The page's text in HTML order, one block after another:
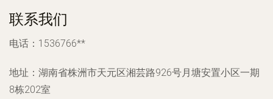
联系我们
电话：1536766**
地址：湖南省株洲市天元区湘芸路926号月塘安置小区一期
8栋202室